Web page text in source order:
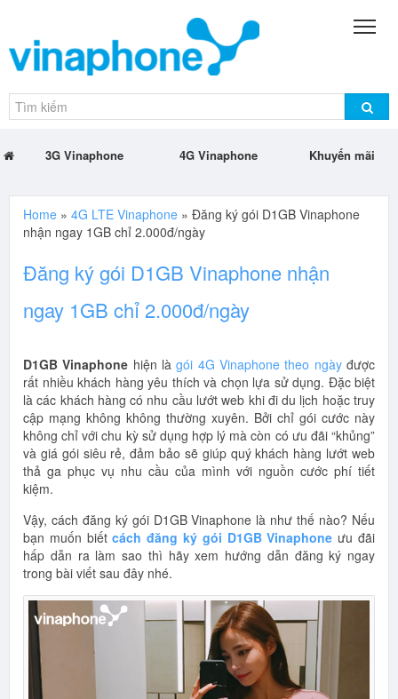
3G Vinaphone 4G Vinaphone Khuyến mãi
Home » 4G LTE Vinaphone » Đăng ký gói D1GB Vinaphone
nhận ngay 1GB chỉ 2.000đ/ngày
Đăng ký gói D1GB Vinaphone nhận
ngay 1GB chỉ 2.000đ/ngày
D1GB Vinaphone hiện làgói 4G Vinaphone theo ngàyđược
rất nhiều khách hàng yêu thích và chọn lựa sử dụng. Đặc biệt
là các khách hàng có nhu cầu lướt web khi đi du lịch hoặc truy
cập mạng không không thường xuyên. Bởi chỉ gói cước này
không chỉ với chu kỳ sử dụng hợp lý mà còn có ưu đãi “khủng”
và giá gói siêu rẻ, đảm bảo sẽ giúp quý khách hàng lướt web
thả ga phục vụ nhu cầu của mình với nguồn cước phí tiết
kiệm.
Vậy, cách đăng ký gói D1GB Vinaphone là như thế nào? Nếu
bạn muốn biếtcách đăng ký gói D1GB Vinaphone ưu đãi
hấp dẫn ra làm sao thì hãy xem hướng dẫn đăng ký ngay
trong bài viết sau đây nhé.